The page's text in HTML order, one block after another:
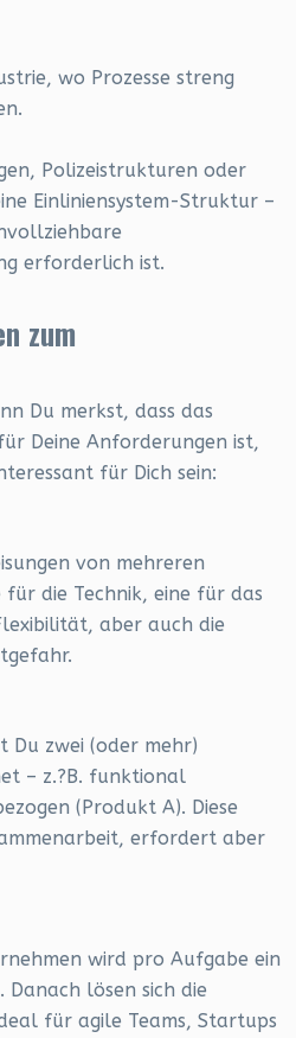
wo Prozesse streng
Polizeistrukturen oder
Einliniensystem-Struktur –
erforderlich ist.
zum
Du merkst, dass das
Deine Anforderungen ist,
für Dich sein:
von mehreren
für die Technik, eine für das
aber auch die
zwei (oder mehr)
– z.?B. funktional
(Produkt A). Diese
erfordert aber
wird pro Aufgabe ein
Danach lösen sich die
für agile Teams, Startups